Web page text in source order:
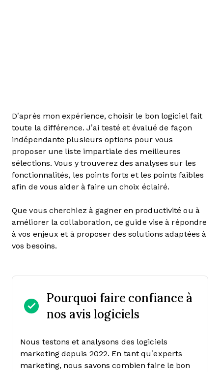
D’après mon expérience, choisir le bon logiciel fait
toute la différence. J’ai testé et évalué de façon
indépendante plusieurs options pour vous
proposer une liste impartiale des meilleures
sélections. Vous y trouverez des analyses sur les
fonctionnalités, les points forts et les points faibles
afin de vous aider à faire un choix éclairé.
Que vous cherchiez à gagner en productivité ou à
améliorer la collaboration, ce guide vise à répondre
à vos enjeux et à proposer des solutions adaptées à
vos besoins.
Pourquoi faire confiance à
nos avis logiciels
Nous testons et analysons des logiciels
marketing depuis 2022. En tant qu’experts
marketing, nous savons combien faire le bon